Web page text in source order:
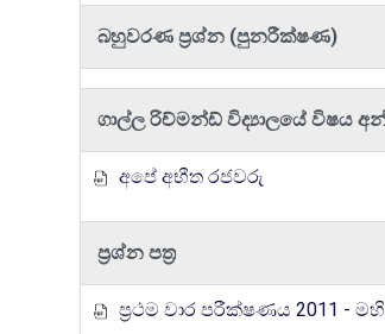
බහුවරණ ප්‍රශ්න (පුනරීක්ෂණ)
අපේ අභීත රජවරු
ප්‍රශ්න පත්‍ර
ප්‍රථම වාර පරීක්ෂණය 2011 - මහින්ද රාජපක්ෂ විද්‍යාලය